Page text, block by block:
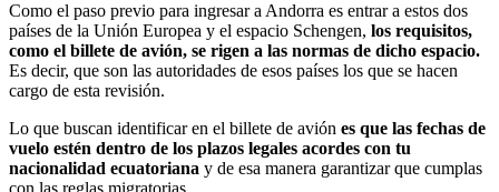
Como el paso previo para ingresar a Andorra es entrar a estos dos
países de la Unión Europea y el espacio Schengen, los requisitos,
como el billete de avión, se rigen a las normas de dicho espacio.
Es decir, que son las autoridades de esos países los que se hacen
cargo de esta revisión.
Lo que buscan identificar en el billete de avión es que las fechas de
vuelo estén dentro de los plazos legales acordes con tu
nacionalidad ecuatoriana y de esa manera garantizar que cumplas